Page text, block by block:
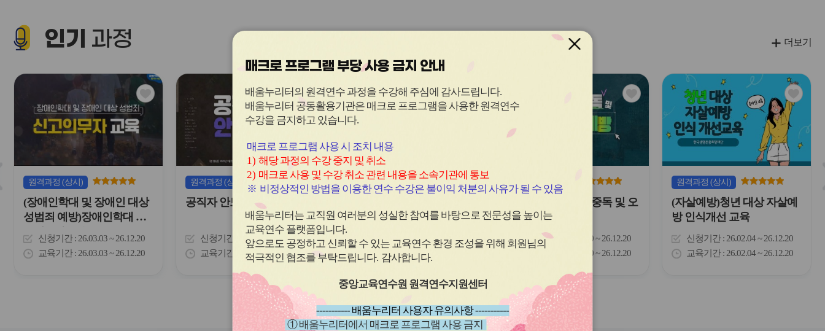
간
니
다.
인기 과정
관
심
아
이
콘
원격과정 (상시)
(장애인학대 및 장애인 대상
성범죄 예방)장애인학대 신
고의무자 교육
신청기간 26.03.03 ~ 26.12.20
교육기간 26.03.03 ~ 26.12.20
관
심
아
이
콘
원격과정 (상시)
공직자 안보교육
신청기간
26.02.03 ~ 26.12.20
교육기간
26.02.03 ~ 26.12.20
관
심
원격 과정 (상시)
년 직장 내 장애인 인식개선
신청기간
26.04.01 ~ 26.12.20
교육기간
26.04.01 ~ 26.12.20
관
심
원격 과정(상시)
(학교안전)마약류 중독 및 오
남용 예방
신청기간
26.03.10 ~ 26.12.20
26.03.10 ~ 26.12.20
관
심
아
이
콘
원격과정 (상시)
(자살예방)청년 대상 자살예
방 인식개선 교육
신청기간 26.02.04 ~ 26.12.20
교육기간 26.02.04 ~ 26.12.20
더보기
매크로 프로그램 부당 사용 금지 안내
배움누리터의 원격연수 과정을 수강해 주심에 감사드립니다.
배움누리터 공동활용기관은 매크로 프로그램을 사용한원격연수
수강을 금지하고 있습니다.
매크로 프로그램 사용 시 조치 내용
1) 해당 과정의 수강 중지 및 취소
2) 매크로 사용 및 수강 취소 관련 내용을 소속기관에 통보
※ 비정상적인 방법을 이용한 연수 수강은 불이익 처분의 사유가 될 수 있음
배움누리터는 교직원 여러분의 성실한 참여를 바탕으로 전문성을 높이는
교육연수 플랫폼입니다.
앞으로도 공정하고 신뢰할 수 있는 교육연수 환경 조성을 위해 회원님의
적극적인 협조를 부탁드립니다. 감사합니다.
중앙교육연수원 원격연수지원센터
----------- 배움누리터 사용자 유의사항 -----------
① 배움누리터에서 매크로 프로그램 사용 금지